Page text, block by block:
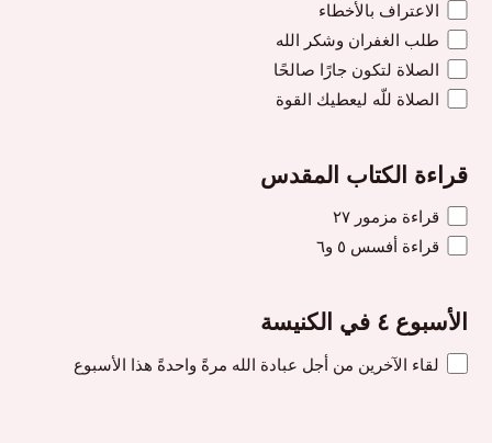
الاعتراف بالأخطاء
طلب الغفران وشكر الله
الصلاة لتكون جارًا صالحًا
الصلاة للّه ليعطيك القوة
قراءة الكتاب المقدس
قراءة مزمور ٢٧
قراءة أفسس ٥ و٦
الأسبوع ٤ في الكنيسة
لقاء الآخرين من أجل عبادة الله مرةً واحدةً هذا الأسبوع